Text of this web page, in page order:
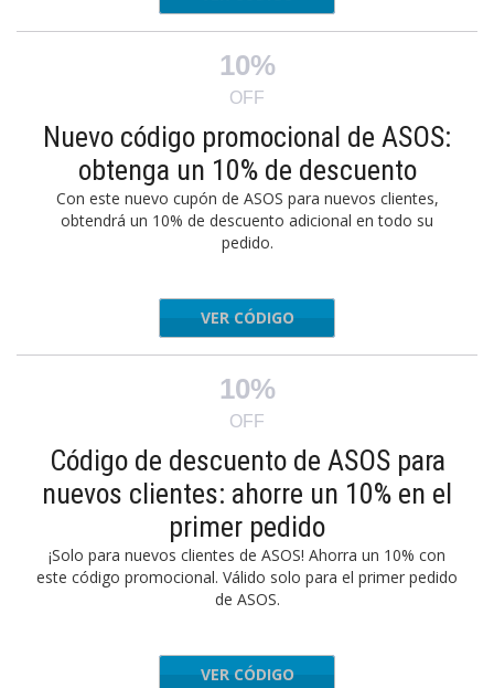
10%
OFF
Nuevo código promocional de ASOS:
obtenga un 10% de descuento
Con este nuevo cupón de ASOS para nuevos clientes,
obtendrá un 10% de descuento adicional en todo su
pedido.
IFRIEND
VER CÓDIGO
10%
OFF
Código de descuento de ASOS para
nuevos clientes: ahorre un 10% en el
primer pedido
¡Solo para nuevos clientes de ASOS! Ahorra un 10% con
este código promocional. Válido solo para el primer pedido
de ASOS.
IFRIEND
VER CÓDIGO